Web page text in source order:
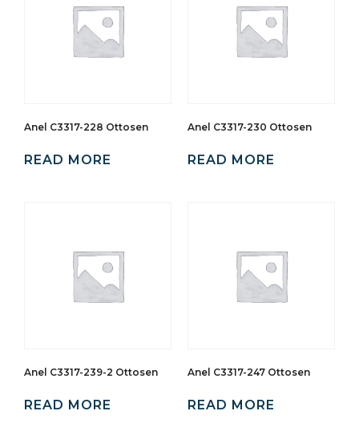
Anel C3317-228 Ottosen
READ MORE
Anel C3317-230 Ottosen
READ MORE
Anel C3317-239-2 Ottosen
READ MORE
Anel C3317-247 Ottosen
READ MORE